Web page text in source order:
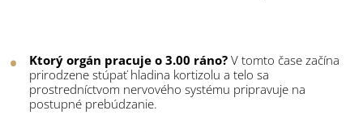
Ktorý orgán pracuje o 3.00 ráno? V tomto čase začína
prirodzene stúpať hladina kortizolu a telo sa
prostredníctvom nervového systému pripravuje na
postupné prebúdzanie.